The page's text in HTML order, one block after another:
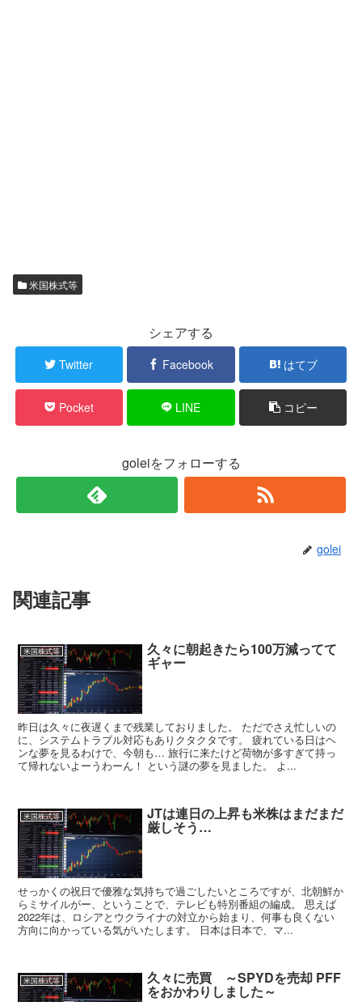
米国株式等
シェアする
Twitter Facebook はてブ
Pocket LINE コピー
goleiをフォローする
golei
関連記事
米国株式等 久々に朝起きたら100万減ってて
ギャー
昨日は久々に夜遅くまで残業しておりました。 ただでさえ忙しいの
に、システムトラブル対応もありクタクタです。 疲れている日はヘ
ンな夢を見るわけで、今朝も… 旅行に来たけど荷物が多すぎて持っ
て帰れないよーうわーん！ という謎の夢を見ました。 よ...
米国株式等 JTは連日の上昇も米株はまだまだ
厳しそう…
せっかくの祝日で優雅な気持ちで過ごしたいところですが、北朝鮮か
らミサイルがー、ということで、テレビも特別番組の編成。 思えば
2022年は、ロシアとウクライナの対立から始まり、何事も良くない
方向に向かっている気がいたします。 日本は日本で、マ...
米国株式等 久々に売買 ～SPYDを売却 PFF
をおかわりしました～